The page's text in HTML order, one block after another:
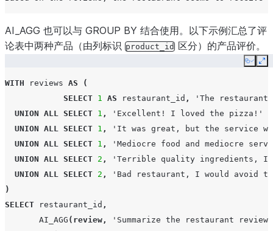
AI_AGG 也可以与 GROUP BY 结合使用。以下示例汇总了评
论表中两种产品（由列标识 product_id 区分）的产品评价。
Copy
WITH reviews AS
(
SELECT 1 AS restaurant_id ,
'The
UNION ALL SELECT 1 ,
'Excellent! I loved the pizza!'
UNION ALL SELECT 1 ,
'It was great, but the service
UNION ALL SELECT 1 ,
'Mediocre food and mediocre
UNION ALL SELECT 2 ,
'Terrible quality ingredients, I
UNION ALL SELECT 2 ,
'Bad restaurant, I would avoid
)
SELECT
restaurant_id ,
AI_AGG ( review ,
'Summarize the restaurant